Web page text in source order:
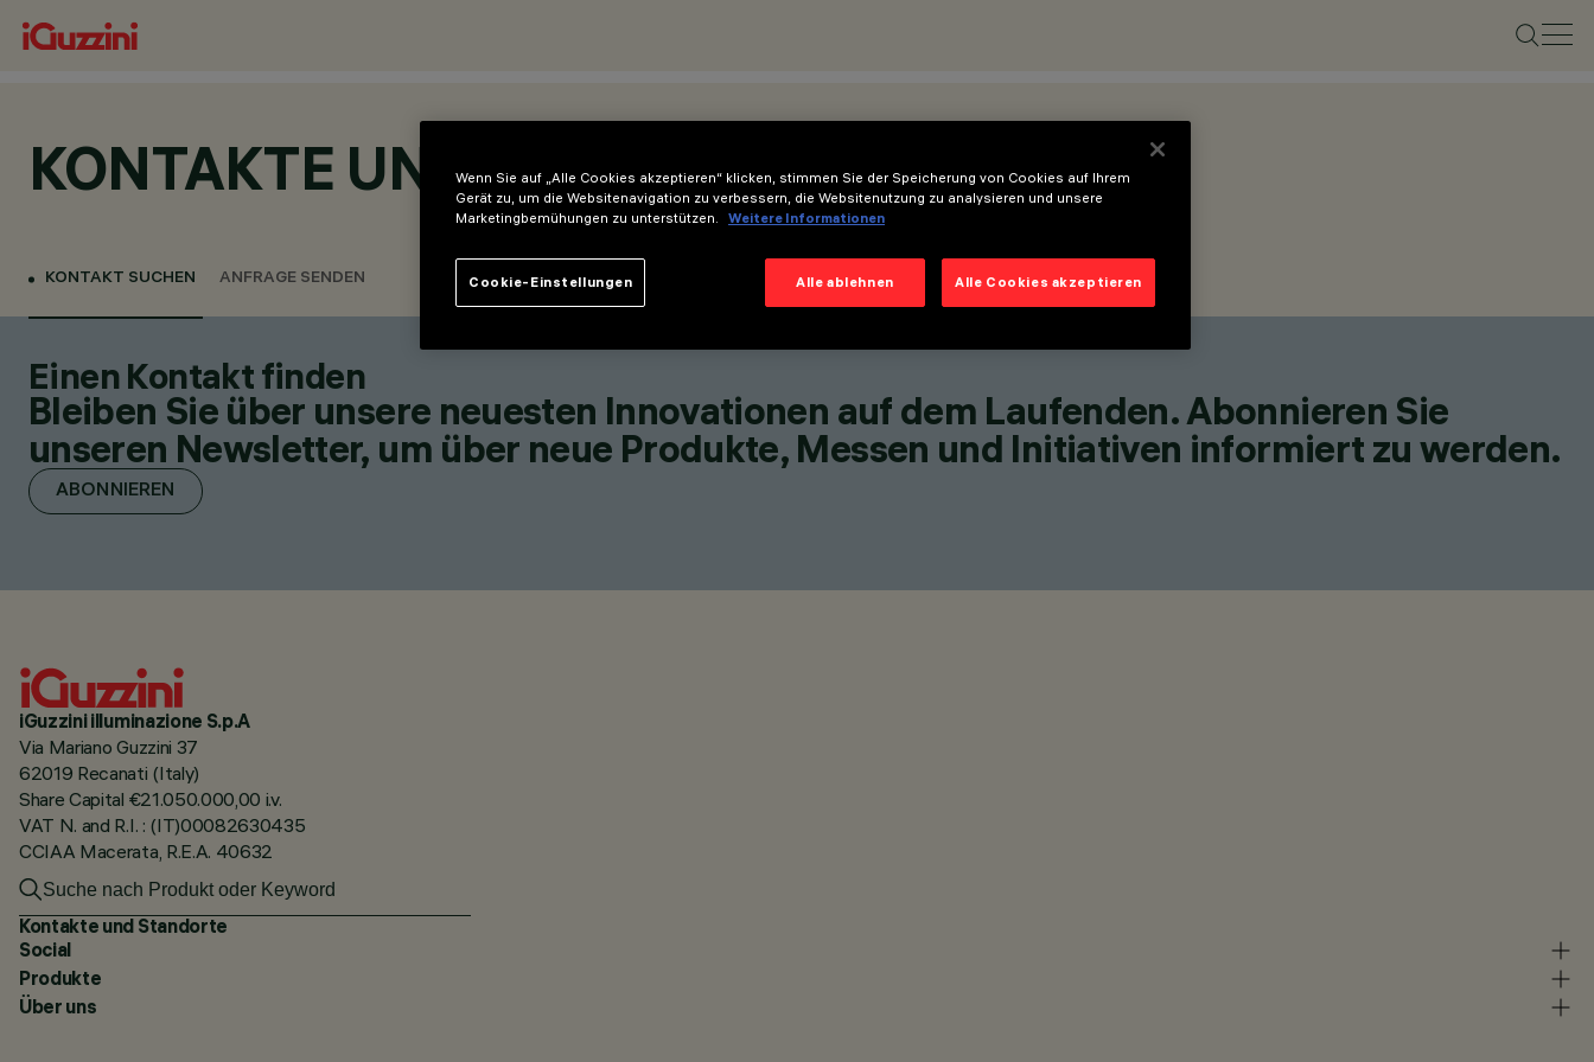
KONTAKTE UND STANDORTE
KONTAKT SUCHEN ANFRAGE SENDEN
Einen Kontakt finden
Bleiben Sie über unsere neuesten Innovationen auf dem Laufenden. Abonnieren Sie
unseren Newsletter, um über neue Produkte, Messen und Initiativen informiert zu werden.
ABONNIEREN
iGuzzini illuminazione S.p.A
Via Mariano Guzzini 37
62019 Recanati (Italy)
Share Capital €21.050.000,00 i.v.
VAT N. and R.I. : (IT)00082630435
CCIAA Macerata, R.E.A. 40632
Kontakte und Standorte
Social
Produkte
Über uns
Wenn Sie auf „Alle Cookies akzeptieren“ klicken, stimmen Sie der Speicherung von Cookies auf Ihrem
Gerät zu, um die Websitenavigation zu verbessern, die Websitenutzung zu analysieren und unsere
Marketingbemühungen zu unterstützen.
Weitere Informationen
Alle ablehnen Alle Cookies akzeptieren
Cookie-Einstellungen